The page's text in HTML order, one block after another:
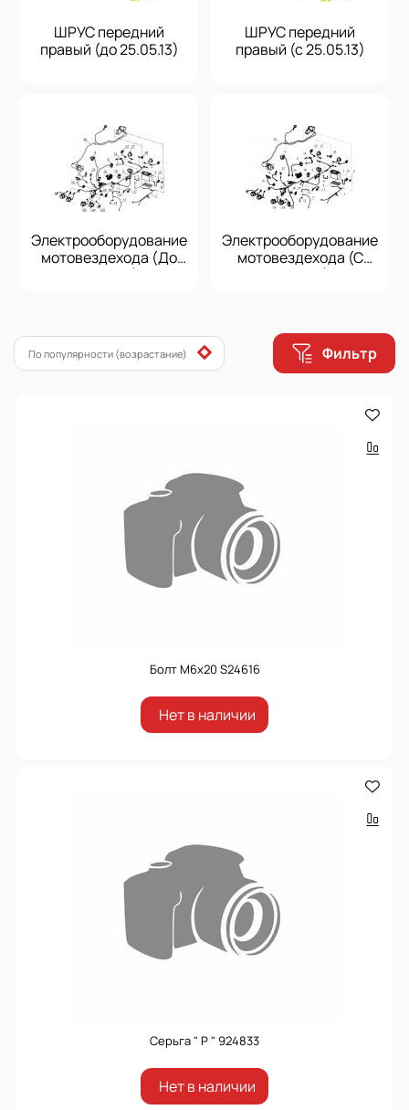
ШРУС передний
правый (до 25.05.13)
ШРУС передний
правый (с 25.05.13)
Электрооборудование
мотовездехода (До
25.05.13)
Электрооборудование
мотовездехода (С
25.05.13)
По популярности (возрастание) Фильтр
Болт М6x20 S24616
Нет в наличии
Серьга " P " 924833
Нет в наличии